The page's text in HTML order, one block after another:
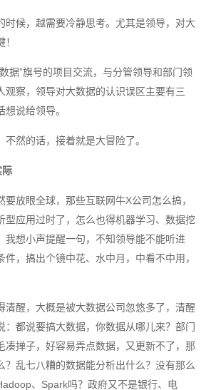
时候，越需要冷静思考。尤其是领导，对大
据”旗号的项目交流，与分管领导和部门领
观察，领导对大数据的认识误区主要有三
说给领导。
然的话，接着就是大冒险了。
际
要放眼全球，那些互联网牛X公司怎么搞，
型应用过时了，怎么也得机器学习、数据挖
我想小声提醒一句，不知领导能不能听进
，搞出个镜中花、水中月，中看不中用，
清醒，大概是被大数据公司忽悠多了，清醒
：都说要搞大数据，你数据从哪儿来？部门
凑掸子，好容易弄点数据，又更新不了，那
？乱七八糟的数据能分析出什么？没有那么
、Spark吗？政府又不是银行、电